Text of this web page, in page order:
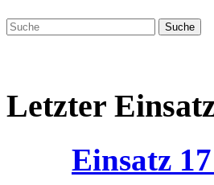
Letzter
Einsatz